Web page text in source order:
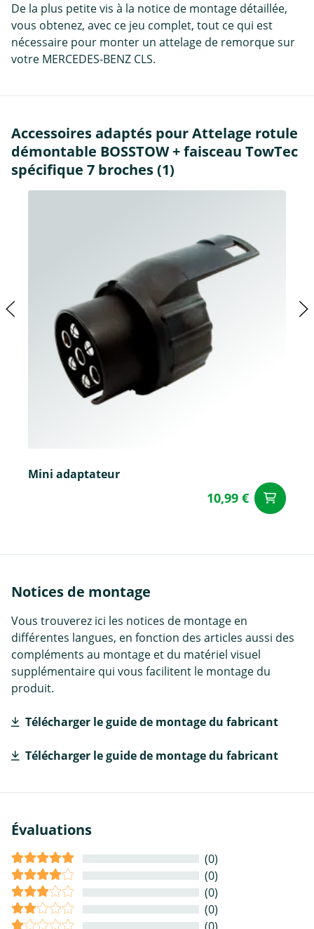
De la plus petite vis à la notice de montage détaillée,
vous obtenez, avec ce jeu complet, tout ce qui est
nécessaire pour monter un attelage de remorque sur
votre MERCEDES-BENZ CLS.
Accessoires adaptés pour Attelage rotule
démontable BOSSTOW + faisceau TowTec
spécifique 7 broches (1)
Mini adaptateur
10,99 €
Notices de montage
Vous trouverez ici les notices de montage en
différentes langues, en fonction des articles aussi des
compléments au montage et du matériel visuel
supplémentaire qui vous facilitent le montage du
produit.
Télécharger le guide de montage du fabricant
Télécharger le guide de montage du fabricant
Évaluations
(0)
(0)
(0)
(0)